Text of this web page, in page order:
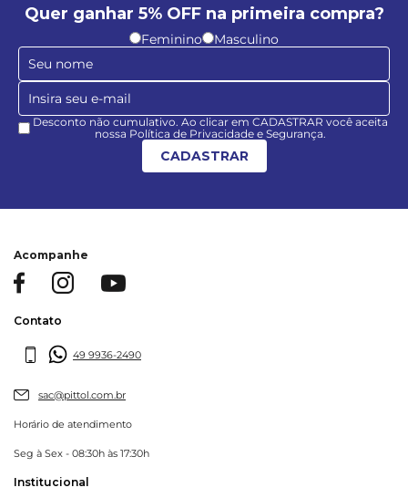
Quer ganhar 5% OFF na primeira compra?
Feminino Masculino
Desconto não cumulativo. Ao clicar em CADASTRAR você aceita
nossa Política de Privacidade e Segurança.
CADASTRAR
Acompanhe
Contato
49 9936-2490
sac@pittol.com.br
Horário de atendimento
Seg à Sex - 08:30h às 17:30h
Institucional